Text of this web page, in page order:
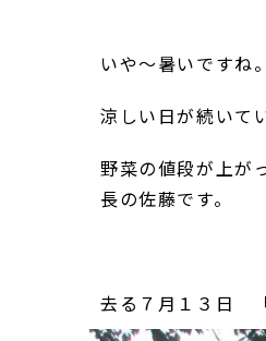
いや～暑いですね
涼しい日が続いて
野菜の値段が上が
長の佐藤です。
去る７月１３日